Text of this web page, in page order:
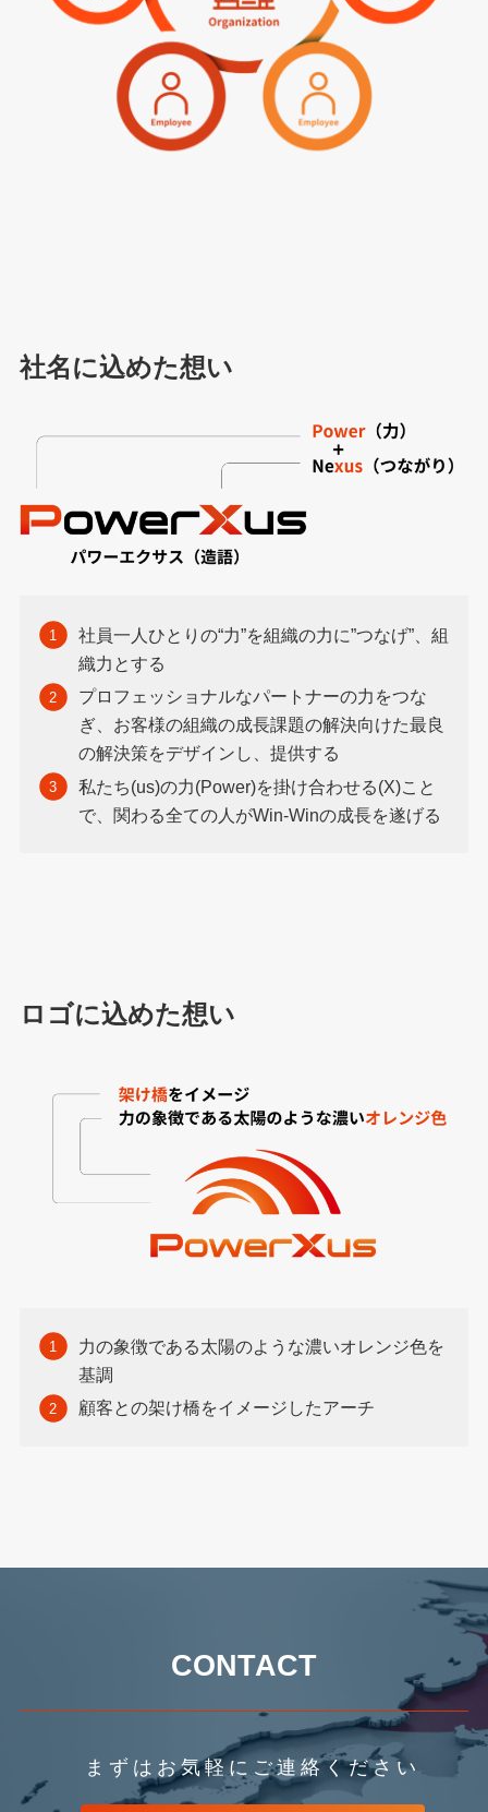
社名に込めた想い
社員⼀⼈ひとりの“⼒”を組織の⼒に”つなげ”、組
織⼒とする
プロフェッショナルなパートナーの⼒をつな
ぎ、お客様の組織の成⻑課題の解決向けた最良
の解決策をデザインし、提供する
私たち(us)の⼒(Power)を掛け合わせる(X)こと
で、関わる全ての⼈がWin-Winの成⻑を遂げる
ロゴに込めた想い
力の象徴である太陽のような濃いオレンジ色を
基調
顧客との架け橋をイメージしたアーチ
CONTACT
まずはお気軽にご連絡ください